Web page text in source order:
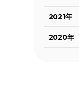
2021年
2020年